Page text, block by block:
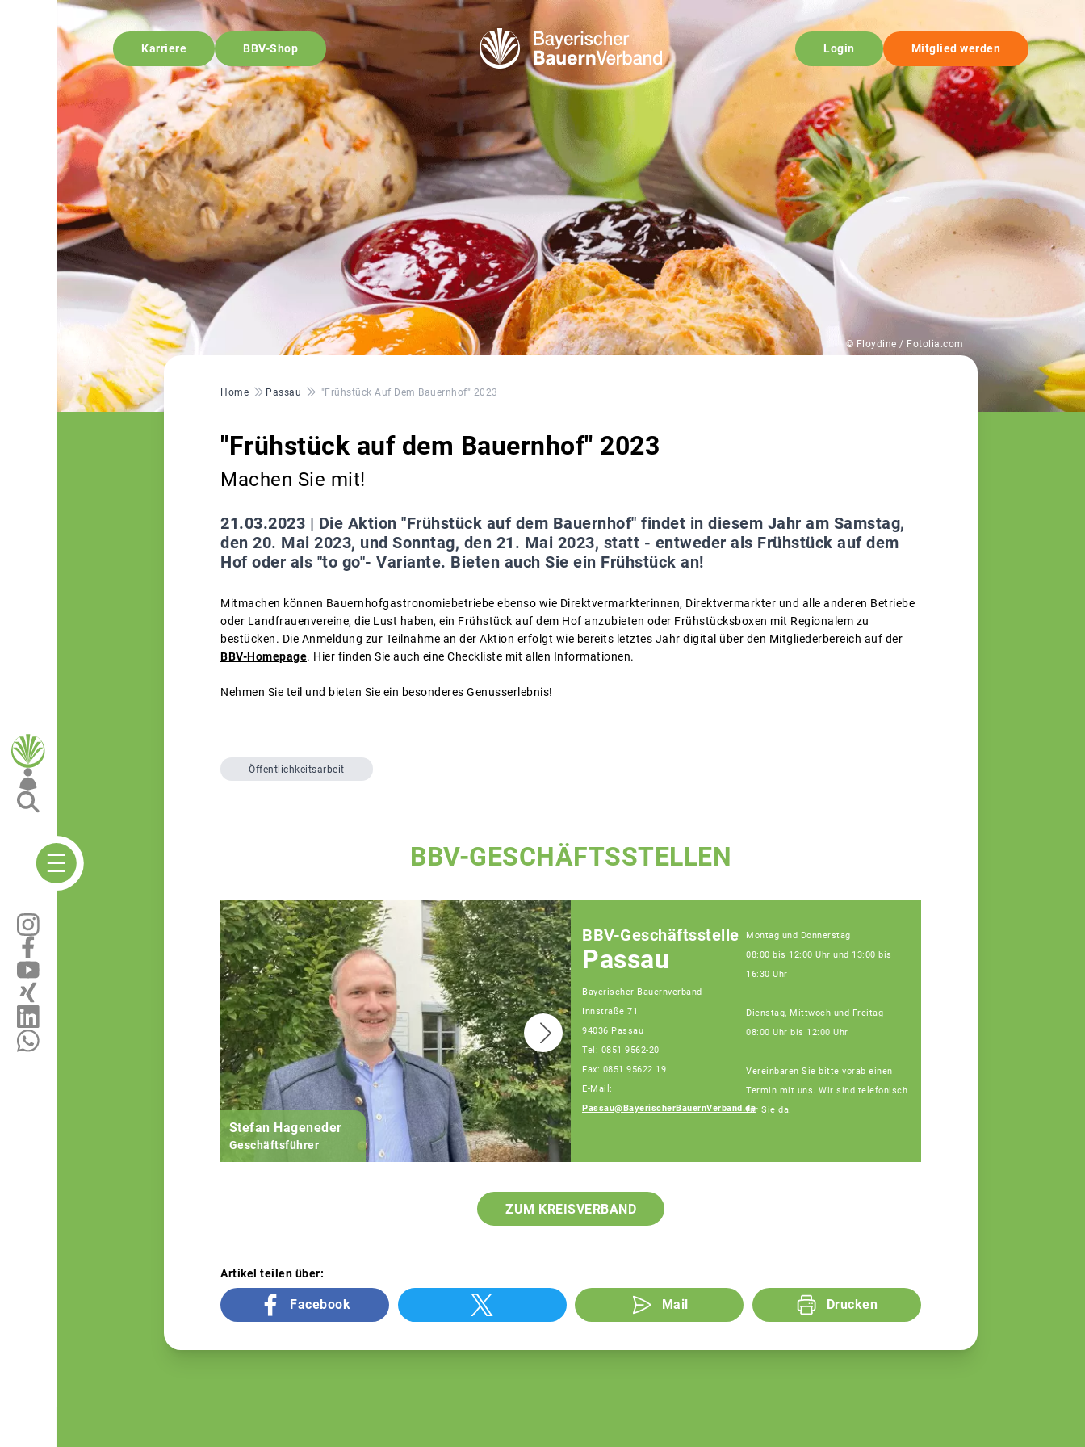
Karriere BBV-Shop Login Mitglied werden
© Floydine / Fotolia.com
Pfadnavigation
Home Passau "Frühstück Auf Dem Bauernhof" 2023
"Frühstück auf dem Bauernhof" 2023
Machen Sie mit!
21.03.2023 | Die Aktion "Frühstück auf dem Bauernhof" findet in diesem Jahr am Samstag,
den 20. Mai 2023, und Sonntag, den 21. Mai 2023, statt - entweder als Frühstück auf dem
Hof oder als "to go"- Variante. Bieten auch Sie ein Frühstück an!
Mitmachen können Bauernhofgastronomiebetriebe ebenso wie Direktvermarkterinnen, Direktvermarkter und alle anderen Betriebe
oder Landfrauenvereine, die Lust haben, ein Frühstück auf dem Hof anzubieten oder Frühstücksboxen mit Regionalem zu
bestücken. Die Anmeldung zur Teilnahme an der Aktion erfolgt wie bereits letztes Jahr digital über den Mitgliederbereich auf der
BBV-Homepage. Hier finden Sie auch eine Checkliste mit allen Informationen.
Nehmen Sie teil und bieten Sie ein besonderes Genusserlebnis!
Öffentlichkeitsarbeit
BBV-GESCHÄFTSSTELLEN
Stefan Hageneder
Geschäftsführer
BBV-Geschäftsstelle
Passau
Bayerischer Bauernverband
Innstraße 71
94036 Passau
Tel: 0851 9562-20
Fax: 0851 95622 19
E-Mail:
Passau@BayerischerBauernVerband.de
Montag und Donnerstag
08:00 bis 12:00 Uhr und 13:00 bis
16:30 Uhr
Dienstag, Mittwoch und Freitag
08:00 Uhr bis 12:00 Uhr
Vereinbaren Sie bitte vorab einen
Termin mit uns. Wir sind telefonisch
für Sie da.
ZUM KREISVERBAND
Artikel teilen über:
Facebook Mail Drucken